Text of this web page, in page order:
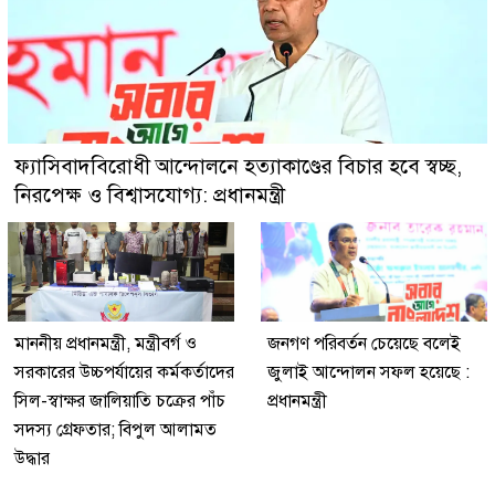
ফ্যাসিবাদবিরোধী আন্দোলনে হত্যাকাণ্ডের বিচার হবে স্বচ্ছ,
নিরপেক্ষ ও বিশ্বাসযোগ্য: প্রধানমন্ত্রী
মাননীয় প্রধানমন্ত্রী, মন্ত্রীবর্গ ও
সরকারের উচ্চপর্যায়ের কর্মকর্তাদের
সিল-স্বাক্ষর জালিয়াতি চক্রের পাঁচ
সদস্য গ্রেফতার; বিপুল আলামত
উদ্ধার
জনগণ পরিবর্তন চেয়েছে বলেই
জুলাই আন্দোলন সফল হয়েছে :
প্রধানমন্ত্রী